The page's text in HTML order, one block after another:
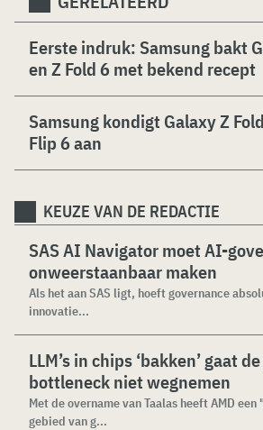
Eerste indruk: Samsung bakt
en Z Fold 6 met bekend recept
Samsung kondigt Galaxy Z
Flip 6 aan
KEUZE VAN DE REDACTIE
SAS AI Navigator moet AI-
onweerstaanbaar maken
Als het aan SAS ligt, hoeft governance
innovatie...
LLM’s in chips ‘bakken’ gaat
bottleneck niet wegnemen
Met de overname van Taalas heeft AMD
gebied van g...